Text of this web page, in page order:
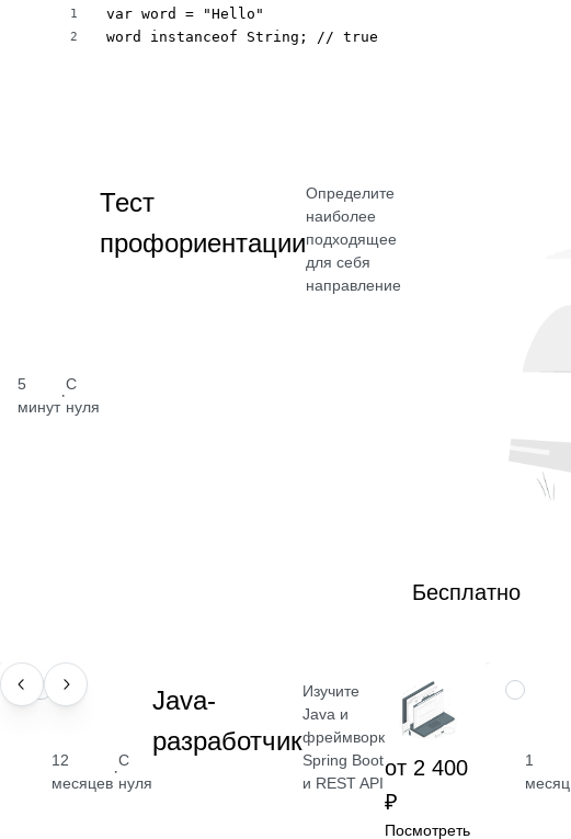
1
2
var word = "Hello"
word instanceof String; // true
5
минут
·
С
нуля
Тест
профориентации
Определите
наиболее
подходящее
для себя
направление
Бесплатно
ПРОФЕССИЯ
12
месяцев
·
С
нуля
Java-
разработчик
Изучите
Java и
фреймворк
Spring Boot
и REST API
от 2 400
₽
Посмотреть
НАВЫК
1
месяц